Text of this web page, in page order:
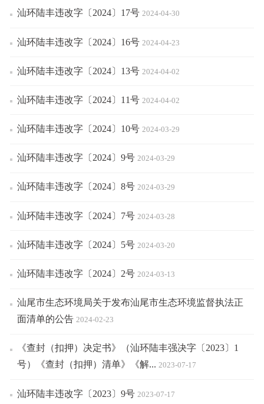
汕环陆丰违改字〔2024〕17号 2024-04-30
汕环陆丰违改字〔2024〕16号 2024-04-23
汕环陆丰违改字〔2024〕13号 2024-04-02
汕环陆丰违改字〔2024〕11号 2024-04-02
汕环陆丰违改字〔2024〕10号 2024-03-29
汕环陆丰违改字〔2024〕9号 2024-03-29
汕环陆丰违改字〔2024〕8号 2024-03-29
汕环陆丰违改字〔2024〕7号 2024-03-28
汕环陆丰违改字〔2024〕5号 2024-03-20
汕环陆丰违改字〔2024〕2号 2024-03-13
汕尾市生态环境局关于发布汕尾市生态环境监督执法正
面清单的公告 2024-02-23
《查封（扣押）决定书》（汕环陆丰强决字〔2023〕1
号）《查封（扣押）清单》《解... 2023-07-17
汕环陆丰违改字〔2023〕9号 2023-07-17